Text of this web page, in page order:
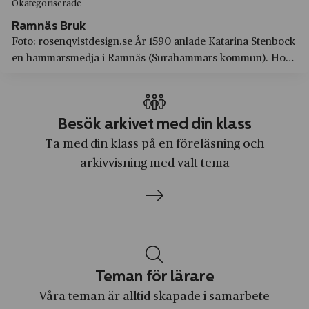
Alimak
Allis‑Chalmers
Apotekarnes Mineralvatten AB
Apple
Arla Foods
Atlas Copco
Brunnsparken
Båstad
Dala-Järna
Dalarnas län
Djurgården
Edeby
Edsbyn
Okategoriserade
Ramnäs Bruk
Foto: rosenqvistdesign.se År 1590 anlade Katarina Stenbock
en hammarsmedja i Ramnäs (Surahammars kommun). Hon
Besök arkivet med din klass
Ta med din klass på en föreläsning och
arkivvisning med valt tema
Teman för lärare
Våra teman är alltid skapade i samarbete